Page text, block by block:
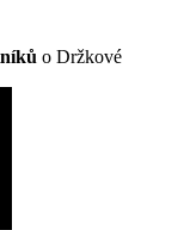
o Držkové